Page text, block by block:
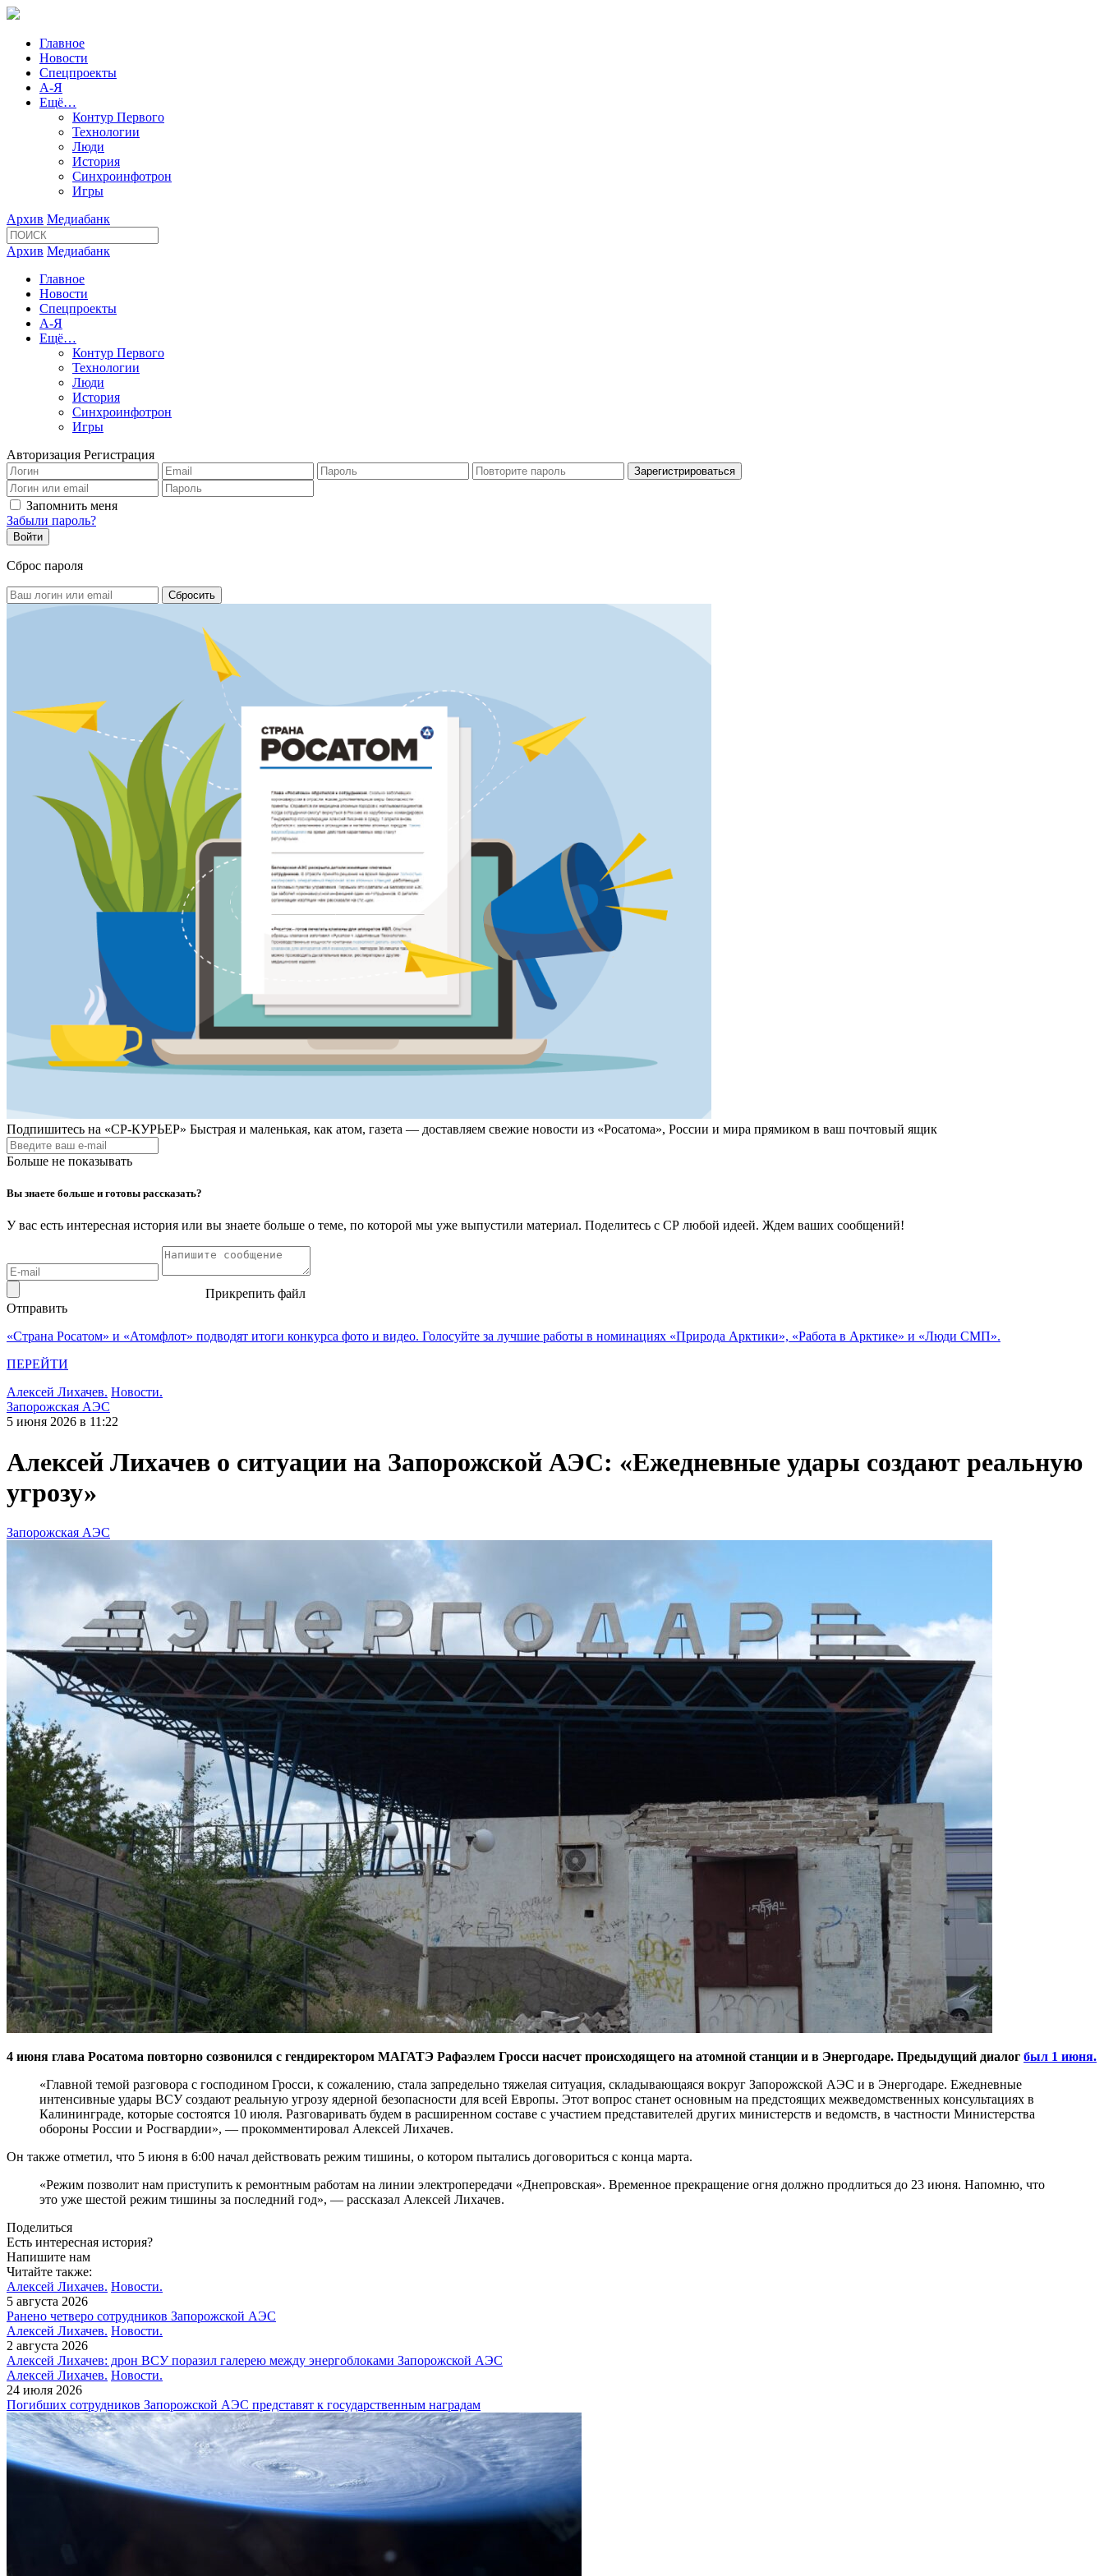
Главное
Новости
Спецпроекты
А-Я
Ещё…
Контур Первого
Технологии
Люди
История
Синхроинфотрон
Игры
Архив Медиабанк
Архив Медиабанк
Главное
Новости
Спецпроекты
А-Я
Ещё…
Контур Первого
Технологии
Люди
История
Синхроинфотрон
Игры
Авторизация Регистрация
Запомнить меня
Забыли пароль?
Сброс пароля
Подпишитесь на «СР-КУРЬЕР» Быстрая и маленькая, как атом, газета — доставляем свежие новости из «Росатома», России и мира прямиком в ваш почтовый ящик
Больше не показывать
Вы знаете больше и готовы рассказать?
У вас есть интересная история или вы знаете больше о теме, по которой мы уже выпустили материал. Поделитесь с СР любой идеей. Ждем ваших сообщений!
Прикрепить файл
Отправить
«Страна Росатом» и «Атомфлот» подводят итоги конкурса фото и видео. Голосуйте за лучшие работы в номинациях «Природа Арктики», «Работа в Арктике» и «Люди СМП».
ПЕРЕЙТИ
Алексей Лихачев. Новости.
Запорожская АЭС
5 июня 2026 в 11:22
Алексей Лихачев о ситуации на Запорожской АЭС: «Ежедневные удары создают реальную
угрозу»
Запорожская АЭС
4 июня глава Росатома повторно созвонился с гендиректором МАГАТЭ Рафаэлем Гросси насчет происходящего на атомной станции и в Энергодаре. Предыдущий диалог был 1 июня.
«Главной темой разговора с господином Гросси, к сожалению, стала запредельно тяжелая ситуация, складывающаяся вокруг Запорожской АЭС и в Энергодаре. Ежедневные
интенсивные удары ВСУ создают реальную угрозу ядерной безопасности для всей Европы. Этот вопрос станет основным на предстоящих межведомственных консультациях в
Калининграде, которые состоятся 10 июля. Разговаривать будем в расширенном составе с участием представителей других министерств и ведомств, в частности Министерства
обороны России и Росгвардии», — прокомментировал Алексей Лихачев.
Он также отметил, что 5 июня в 6:00 начал действовать режим тишины, о котором пытались договориться с конца марта.
«Режим позволит нам приступить к ремонтным работам на линии электропередачи «Днепровская». Временное прекращение огня должно продлиться до 23 июня. Напомню, что
это уже шестой режим тишины за последний год», — рассказал Алексей Лихачев.
Поделиться
Есть интересная история?
Напишите нам
Читайте также:
Алексей Лихачев. Новости.
5 августа 2026
Ранено четверо сотрудников Запорожской АЭС
Алексей Лихачев. Новости.
2 августа 2026
Алексей Лихачев: дрон ВСУ поразил галерею между энергоблоками Запорожской АЭС
Алексей Лихачев. Новости.
24 июля 2026
Погибших сотрудников Запорожской АЭС представят к государственным наградам